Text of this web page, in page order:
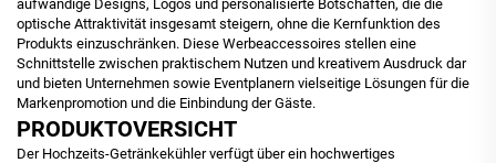
aufwändige Designs, Logos und personalisierte Botschaften, die die
optische Attraktivität insgesamt steigern, ohne die Kernfunktion des
Produkts einzuschränken. Diese Werbeaccessoires stellen eine
Schnittstelle zwischen praktischem Nutzen und kreativem Ausdruck dar
und bieten Unternehmen sowie Eventplanern vielseitige Lösungen für die
Markenpromotion und die Einbindung der Gäste.
PRODUKTOVERSICHT
Der Hochzeits-Getränkekühler verfügt über ein hochwertiges